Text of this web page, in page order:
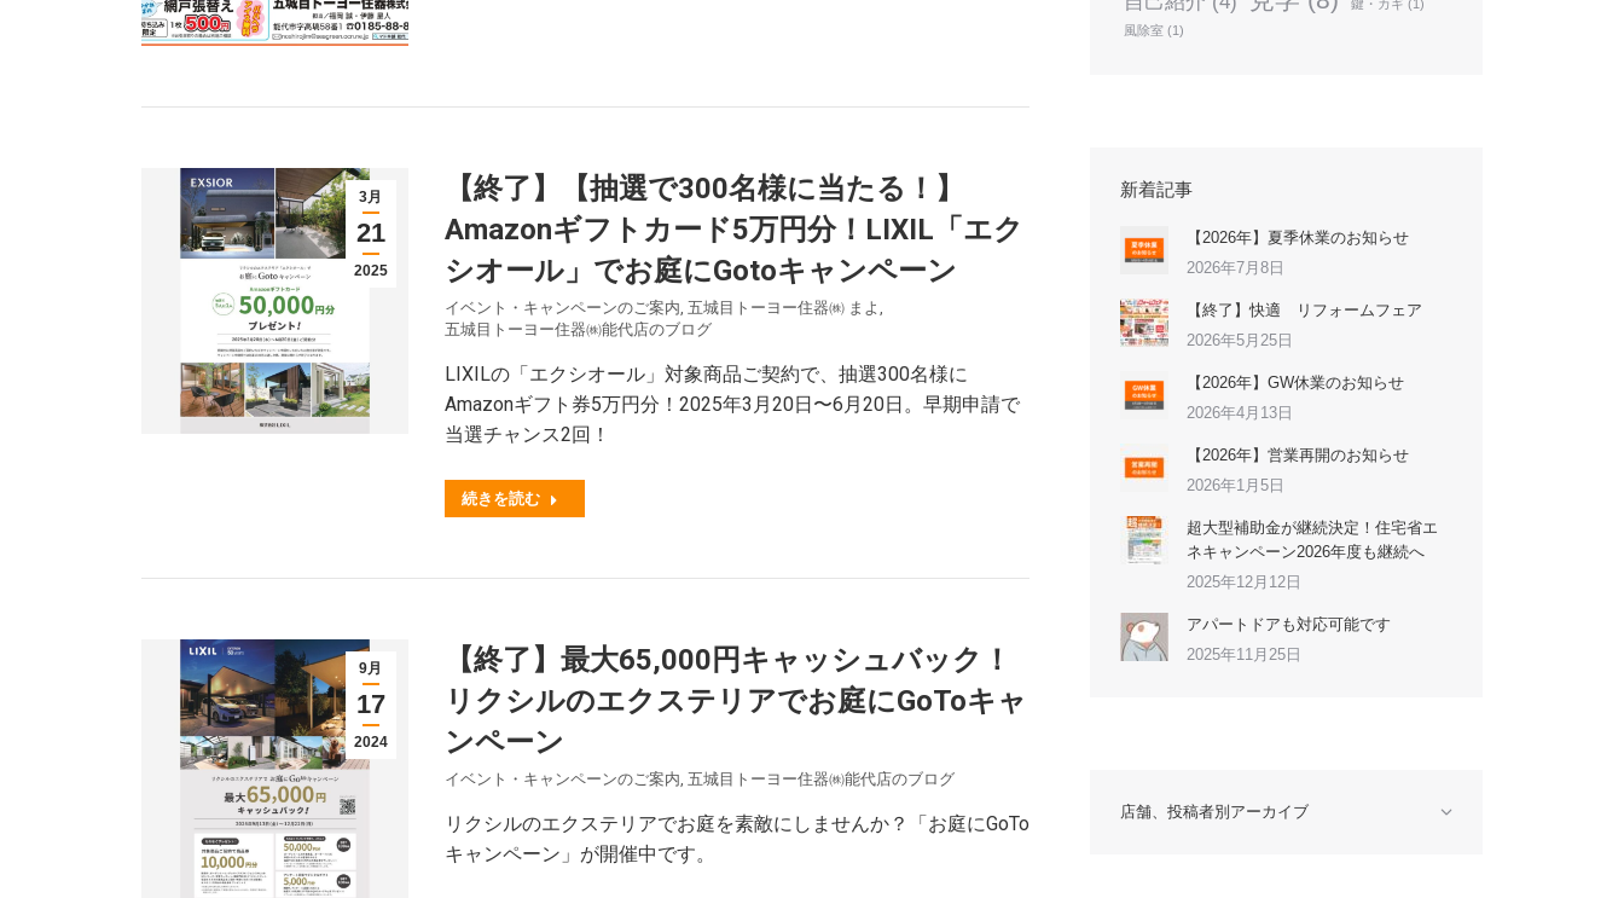
3月
21
2025
【終了】【抽選で300名様に当たる！】
Amazonギフトカード5万円分！LIXIL「エク
シオール」でお庭にGotoキャンペーン
イベント・キャンペーンのご案内 五城目トーヨー住器㈱ まよ
五城目トーヨー住器㈱能代店のブログ
LIXILの「エクシオール」対象商品ご契約で、抽選300名様に
Amazonギフト券5万円分！2025年3月20日〜6月20日。早期申請で
当選チャンス2回！
続きを読む
9月
17
2024
【終了】最大65,000円キャッシュバック！
リクシルのエクステリアでお庭にGoToキャ
ンペーン
イベント・キャンペーンのご案内 五城目トーヨー住器㈱能代店のブログ
リクシルのエクステリアでお庭を素敵にしませんか？「お庭にGoTo
キャンペーン」が開催中です。
鍵・カギ (1)
風除室 (1)
新着記事
【2026年】夏季休業のお知らせ
2026年7月8日
【終了】快適 リフォームフェア
2026年5月25日
【2026年】GW休業のお知らせ
2026年4月13日
【2026年】営業再開のお知らせ
2026年1月5日
超大型補助金が継続決定！住宅省エ
ネキャンペーン2026年度も継続へ
2025年12月12日
アパートドアも対応可能です
2025年11月25日
店舗、投稿者別アーカイブ